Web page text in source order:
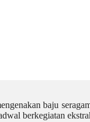
baju
berkegiatan